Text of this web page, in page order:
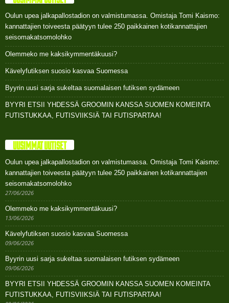
Oulun upea jalkapallostadion on valmistumassa. Omistaja Tomi Kaismo:
kannattajien toiveesta päätyyn tulee 250 paikkainen kotikannattajien
seisomakatsomolohko
Olemmeko me kaksikymmentäkuusi?
Kävelyfutiksen suosio kasvaa Suomessa
Byyrin uusi sarja sukeltaa suomalaisen futiksen sydämeen
BYYRI ETSII YHDESSÄ GROOMIN KANSSA SUOMEN KOMEINTA
FUTISTUKKAA, FUTISVIIKSIÄ TAI FUTISPARTAA!
UUSIMMAT UUTISET
Oulun upea jalkapallostadion on valmistumassa. Omistaja Tomi Kaismo:
kannattajien toiveesta päätyyn tulee 250 paikkainen kotikannattajien
seisomakatsomolohko
27/06/2026
Olemmeko me kaksikymmentäkuusi?
13/06/2026
Kävelyfutiksen suosio kasvaa Suomessa
09/06/2026
Byyrin uusi sarja sukeltaa suomalaisen futiksen sydämeen
09/06/2026
BYYRI ETSII YHDESSÄ GROOMIN KANSSA SUOMEN KOMEINTA
FUTISTUKKAA, FUTISVIIKSIÄ TAI FUTISPARTAA!